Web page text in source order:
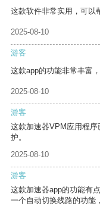
这款软件非常实用，可以
2025-08-10
游客
这款app的功能非常丰富
2025-08-10
游客
这款加速器VPM应用程
护。
2025-08-10
游客
这款加速器app的功能有
一个自动切换线路的功能